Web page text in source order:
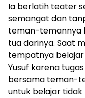
Ia berlatih teater
semangat dan
teman-temannya
tua darinya. Saat
tempatnya
Yusuf karena
bersama teman-
untuk belajar